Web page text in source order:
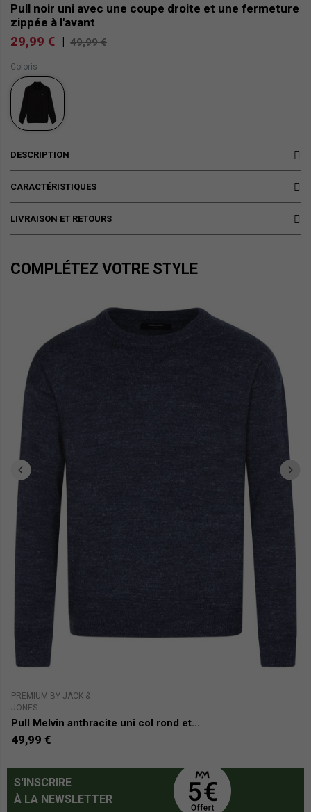
Pull noir uni avec une coupe droite et une fermeture
zippée à l'avant
29,99 € 49,99 €
Coloris
DESCRIPTION
CARACTÉRISTIQUES
LIVRAISON ET RETOURS
COMPLÉTEZ VOTRE STYLE
PREMIUM BY JACK &
JONES
Pull Melvin anthracite uni col rond et...
49,99 €
S'INSCRIRE
À LA NEWSLETTER